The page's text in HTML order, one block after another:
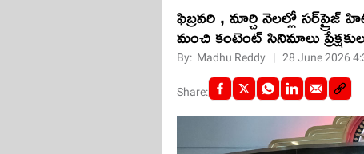
ఫిబ్రవరి , మార్చి నెలల్లో
మంచి కంటెంట్ సినిమాలు
By: Madhu Reddy | 28 June 2026
Share: